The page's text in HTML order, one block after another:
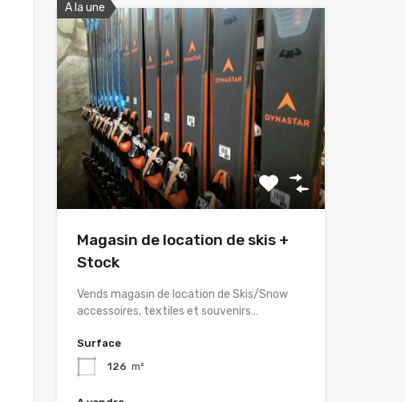
A la une
Magasin de location de skis +
Stock
Vends magasin de location de Skis/Snow
accessoires, textiles et souvenirs…
Surface
126 m²